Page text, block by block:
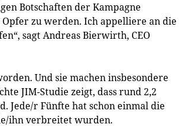
Botschaften der Kampagne
Opfer zu werden. Ich appelliere an die
sagt Andreas Bierwirth, CEO
Und sie machen insbesondere
JIM-Studie zeigt, dass rund 2,2
Jede/r Fünfte hat schon einmal die
ihn verbreitet wurden.